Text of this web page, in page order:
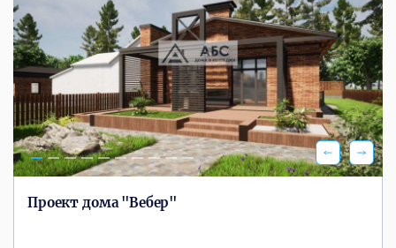
Проект дома "Вебер"